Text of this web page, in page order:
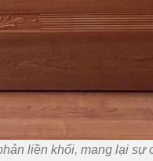
liền khối, mang lại sự